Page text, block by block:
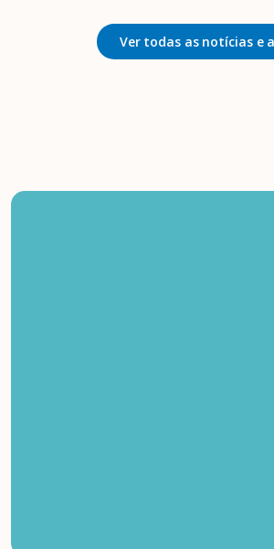
Ver todas as notícias e